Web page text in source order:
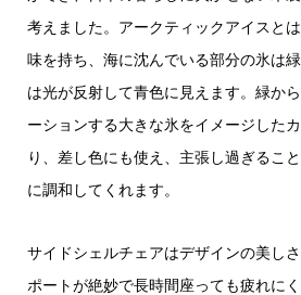
考えました。アークティックアイスと
味を持ち、海に沈んでいる部分の氷は
は光が反射して青色に見えます。緑か
ーションする大きな氷をイメージした
り、差し色にも使え、主張し過ぎるこ
に調和してくれます。
サイドシェルチェアはデザインの美し
ポートが絶妙で長時間座っても疲れに